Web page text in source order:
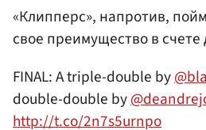
«Клипперс», напротив,
свое преимущество в
FINAL: A triple-double by
double-double by
http://t.co/2n7s5urnpo